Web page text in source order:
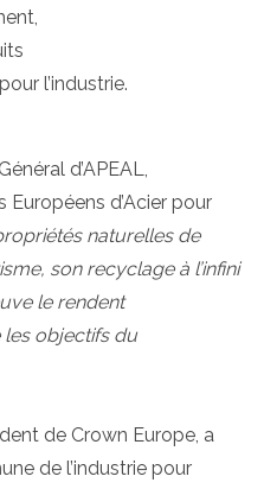
l’industrie.
d’APEAL,
Européens d’Acier pour
naturelles de
son recyclage à l’infini
le rendent
objectifs du
de Crown Europe, a
de l’industrie pour